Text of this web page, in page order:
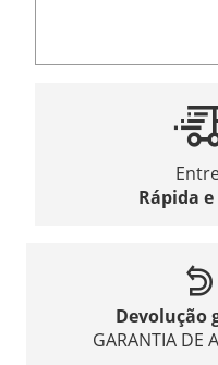
Rápida
Devolução
GARANTIA DE